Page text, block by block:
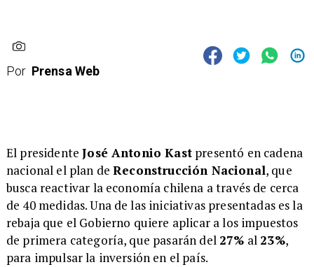
Por Prensa Web
El presidenteJosé Antonio Kastpresentó en cadena
nacional el plan deReconstrucción Nacional, que
busca reactivar la economía chilena a través de cerca
de 40 medidas. Una de las iniciativas presentadas es la
rebaja que el Gobierno quiere aplicar a los impuestos
de primera categoría, que pasarán del 27% al 23%,
para impulsar la inversión en el país.